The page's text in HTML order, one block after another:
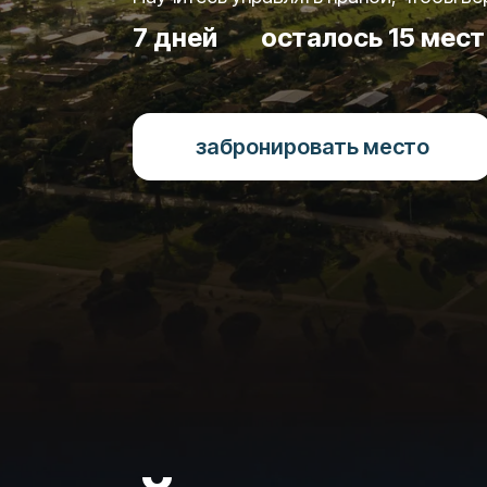
осталось 15 мест
7 дней
забронировать место